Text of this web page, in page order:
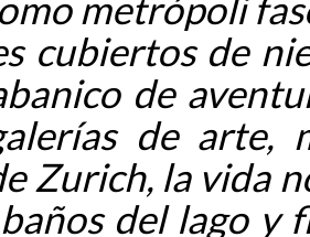
cubiertos de
de
de arte,
Zurich, la vida
del lago y